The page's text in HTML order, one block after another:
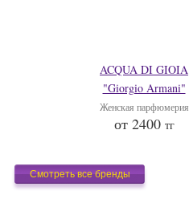
ACQUA DI GIOIA
"Giorgio Armani"
Женская парфюмерия
от 2400 тг
Смотреть все бренды